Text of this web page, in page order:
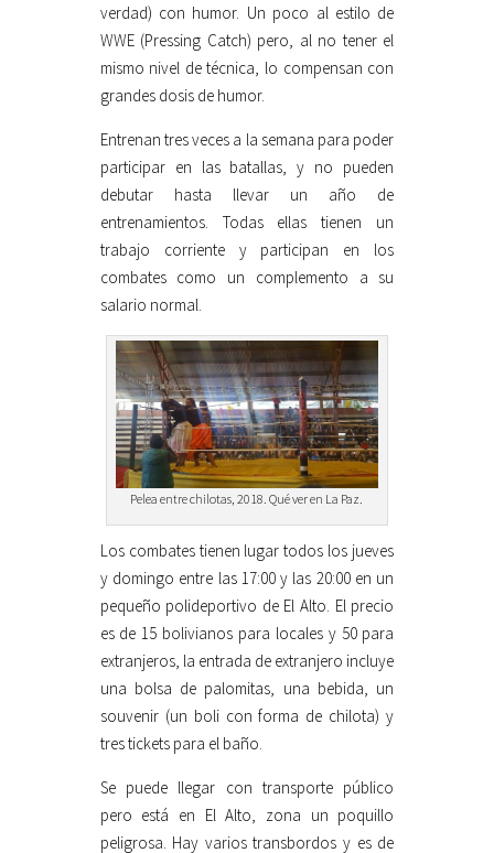
verdad) con humor. Un poco al estilo de
WWE (Pressing Catch) pero, al no tener el
mismo nivel de técnica, lo compensan con
grandes dosis de humor.
Entrenan tres veces a la semana para poder
participar en las batallas, y no pueden
debutar hasta llevar un año de
entrenamientos. Todas ellas tienen un
trabajo corriente y participan en los
combates como un complemento a su
salario normal.
Pelea entre chilotas, 2018. Qué ver en La Paz.
Los combates tienen lugar todos los jueves
y domingo entre las 17:00 y las 20:00 en un
pequeño polideportivo de El Alto. El precio
es de 15 bolivianos para locales y 50 para
extranjeros, la entrada de extranjero incluye
una bolsa de palomitas, una bebida, un
souvenir (un boli con forma de chilota) y
tres tickets para el baño.
Se puede llegar con transporte público
pero está en El Alto, zona un poquillo
peligrosa. Hay varios transbordos y es de